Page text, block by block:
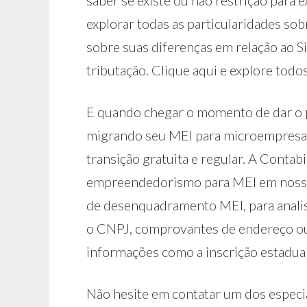
explorar todas as particularidades
sobre suas diferenças em relação ao
tributação. Clique aqui e explore
E quando chegar o momento de dar
migrando seu MEI para
transição gratuita e regular. A
empreendedorismo para MEI em
de desenquadramento MEI, para
o CNPJ, comprovantes de endereço
informações como a inscrição
Não hesite em contatar um dos